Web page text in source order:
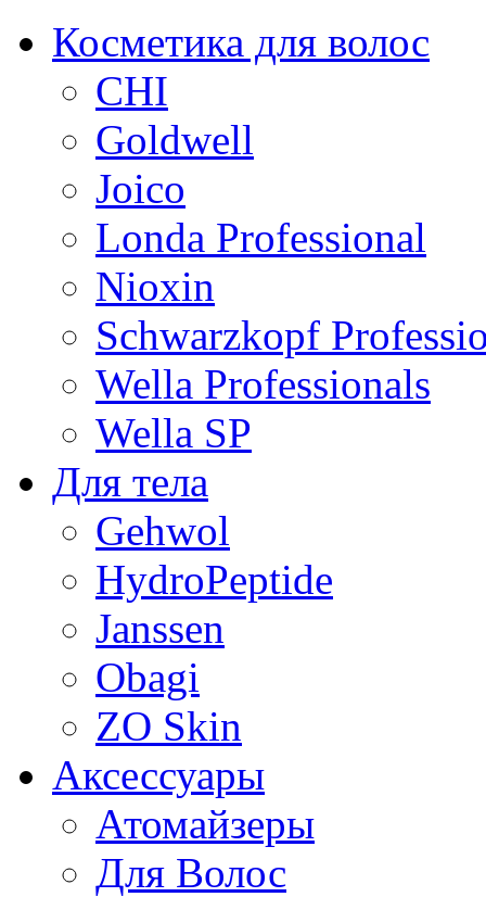
Косметика для волос
CHI
Goldwell
Joico
Londa Professional
Nioxin
Schwarzkopf
Wella Professionals
Wella SP
Для тела
Gehwol
HydroPeptide
Janssen
Obagi
ZO Skin
Aксессуары
Атомайзеры
Для Волос